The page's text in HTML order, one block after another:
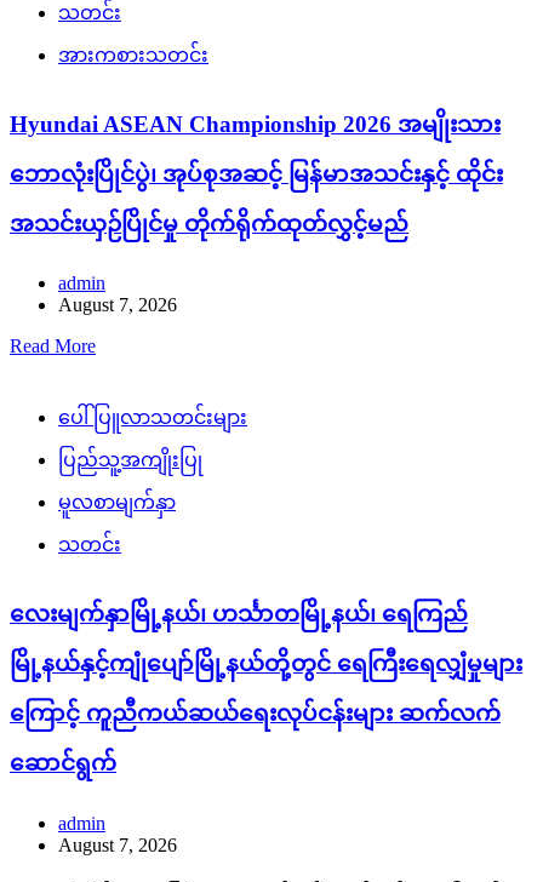
သတင်း
အားကစားသတင်း
Hyundai ASEAN Championship 2026 အမျိုးသား
ဘောလုံးပြိုင်ပွဲ၊ အုပ်စုအဆင့် မြန်မာအသင်းနှင့် ထိုင်း
အသင်းယှဉ်ပြိုင်မှု တိုက်ရိုက်ထုတ်လွှင့်မည်
admin
August 7, 2026
Read More
ပေါ်ပြူလာသတင်းများ
ပြည်သူ့အကျိုးပြု
မူလစာမျက်နှာ
သတင်း
လေးမျက်နှာမြို့နယ်၊ ဟင်္သာတမြို့နယ်၊ ရေကြည်
မြို့နယ်နှင့်ကျုံပျော်မြို့နယ်တို့တွင် ရေကြီးရေလျှံမှုများ
ကြောင့် ကူညီကယ်ဆယ်ရေးလုပ်ငန်းများ ဆက်လက်
ဆောင်ရွက်
admin
August 7, 2026